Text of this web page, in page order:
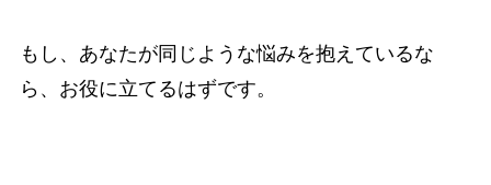
もし、あなたが同じような悩みを抱えているな
ら、お役に立てるはずです。